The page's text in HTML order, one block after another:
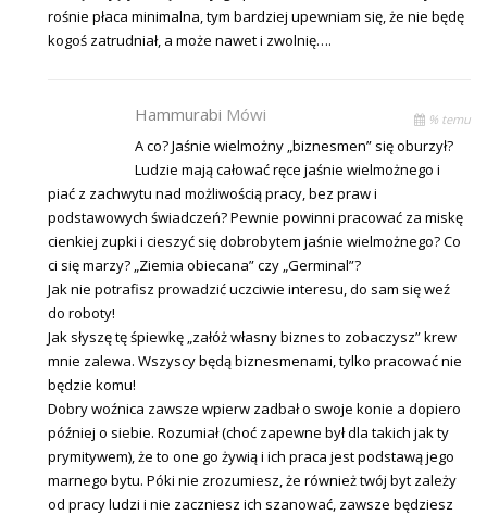
rośnie płaca minimalna, tym bardziej upewniam się, że nie będę
kogoś zatrudniał, a może nawet i zwolnię….
Hammurabi Mówi % temu
A co? Jaśnie wielmożny „biznesmen” się oburzył?
Ludzie mają całować ręce jaśnie wielmożnego i
piać z zachwytu nad możliwością pracy, bez praw i
podstawowych świadczeń? Pewnie powinni pracować za miskę
cienkiej zupki i cieszyć się dobrobytem jaśnie wielmożnego? Co
ci się marzy? „Ziemia obiecana” czy „Germinal”?
Jak nie potrafisz prowadzić uczciwie interesu, do sam się weź
do roboty!
Jak słyszę tę śpiewkę „załóż własny biznes to zobaczysz” krew
mnie zalewa. Wszyscy będą biznesmenami, tylko pracować nie
będzie komu!
Dobry woźnica zawsze wpierw zadbał o swoje konie a dopiero
później o siebie. Rozumiał (choć zapewne był dla takich jak ty
prymitywem), że to one go żywią i ich praca jest podstawą jego
marnego bytu. Póki nie zrozumiesz, że również twój byt zależy
od pracy ludzi i nie zaczniesz ich szanować, zawsze będziesz